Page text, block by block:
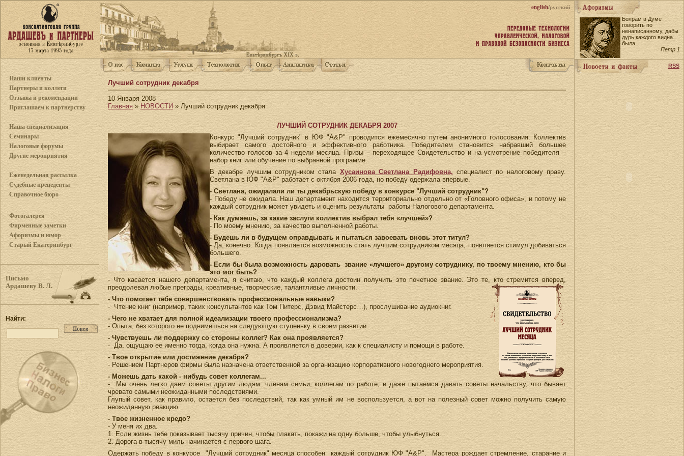
english/русский
Наши клиенты
Партнеры и коллеги
Отзывы и рекомендации
Приглашаем к партнерству
Наша специализация
Семинары
Налоговые форумы
Другие мероприятия
Еженедельная рассылка
Судебные прецеденты
Справочное бюро
Фотогалерея
Фирменные заметки
Афоризмы и юмор
Старый Екатеринбург
Письмо
Ардашеву В. Л.
Найти:
Лучший сотрудник декабря
10 Января 2008
Главная » НОВОСТИ» Лучший сотрудник декабря
ЛУЧШИЙ СОТРУДНИК ДЕКАБРЯ 2007
Конкурс "Лучший сотрудник" в ЮФ "A&P" проводится ежемесячно путем анонимного голосования. Коллектив
выбирает самого достойного и эффективного работника. Победителем становится набравший большее
количество голосов за 4 недели месяца. Призы – переходящее Свидетельство и на усмотрение победителя –
набор книг или обучение по выбранной программе.
В декабре лучшим сотрудником стала Хусаинова Светлана Радифовна, специалист по налоговому праву.
Светлана в ЮФ "A&P" работает с октября 2006 года, но победу одержала впервые.
- Светлана, ожидалали ли ты декабрьскую победу в конкурсе "Лучший сотрудник"?
- Победу не ожидала. Наш департамент находится территориально отдельно от «Головного офиса», и потому не
каждый сотрудник может увидеть и оценить результаты работы Налогового департамента.
- Как думаешь, за какие заслуги коллектив выбрал тебя «лучшей»?
- По моему мнению, за качество выполненной работы.
- Будешь ли в будущем оправдывать и пытаться завоевать вновь этот титул?
- Да, конечно. Когда появляется возможность стать лучшим сотрудником месяца, появляется стимул добиваться
большего.
- Если бы была возможность даровать звание «лучшего» другому сотруднику, по твоему мнению, кто бы
это мог быть?
- Что касается нашего департамента, я считаю, что каждый коллега достоин получить это почетное звание. Это те, кто стремится вперед,
преодолевая любые преграды, креативные, творческие, талантливые личности.
-Что помогает тебе совершенствовать профессиональные навыки?
- Чтение книг (например, таких консультантов как Том Питерс, Дэвид Майстерс…), прослушивание аудиокниг.
- Чего не хватает для полной идеализации твоего профессионализма?
- Опыта, без которого не поднимешься на следующую ступеньку в своем развитии.
- Чувствуешь ли поддержку со стороны коллег? Как она проявляется?
- Да, ощущаю ее именно тогда, когда она нужна. А проявляется в доверии, как к специалисту и помощи в работе.
- Твое открытие или достижение декабря?
- Решением Партнеров фирмы была назначена ответственной за организацию корпоративного новогоднего мероприятия.
- Можешь дать какой - нибудь совет коллегам...
- Мы очень легко даем советы другим людям: членам семьи, коллегам по работе, и даже пытаемся давать советы начальству, что бывает
чревато самыми неожиданными последствиями.
Глупый совет, как правило, остается без последствий, так как умный им не воспользуется, а вот на полезный совет можно получить самую
неожиданную реакцию.
- Твое жизненное кредо?
- У меня их два.
1. Если жизнь тебе показывает тысячу причин, чтобы плакать, покажи на одну больше, чтобы улыбнуться.
2. Дорога в тысячу миль начинается с первого шага.
Одержать победу в конкурсе "Лучший сотрудник" месяца способен каждый сотрудник ЮФ "A&P". Мастера рождает стремление, старание и
Боярам в Думе
говорить по
ненаписанному, дабы
дурь каждого видна
была.
Петр 1
RSS